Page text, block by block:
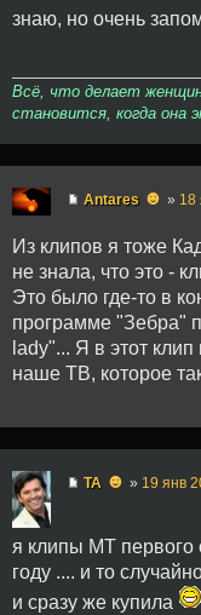
знаю, но очень
Всё, что делает
становится, когда она
Antares ☻ » 18
Из клипов я тоже
не знала, что это -
Это было где-то в
программе "Зебра"
lady"... Я в этот
наше ТВ, которое
TA ☻ » 19 янв
я клипы МТ первого
году .... и то
и сразу же купила